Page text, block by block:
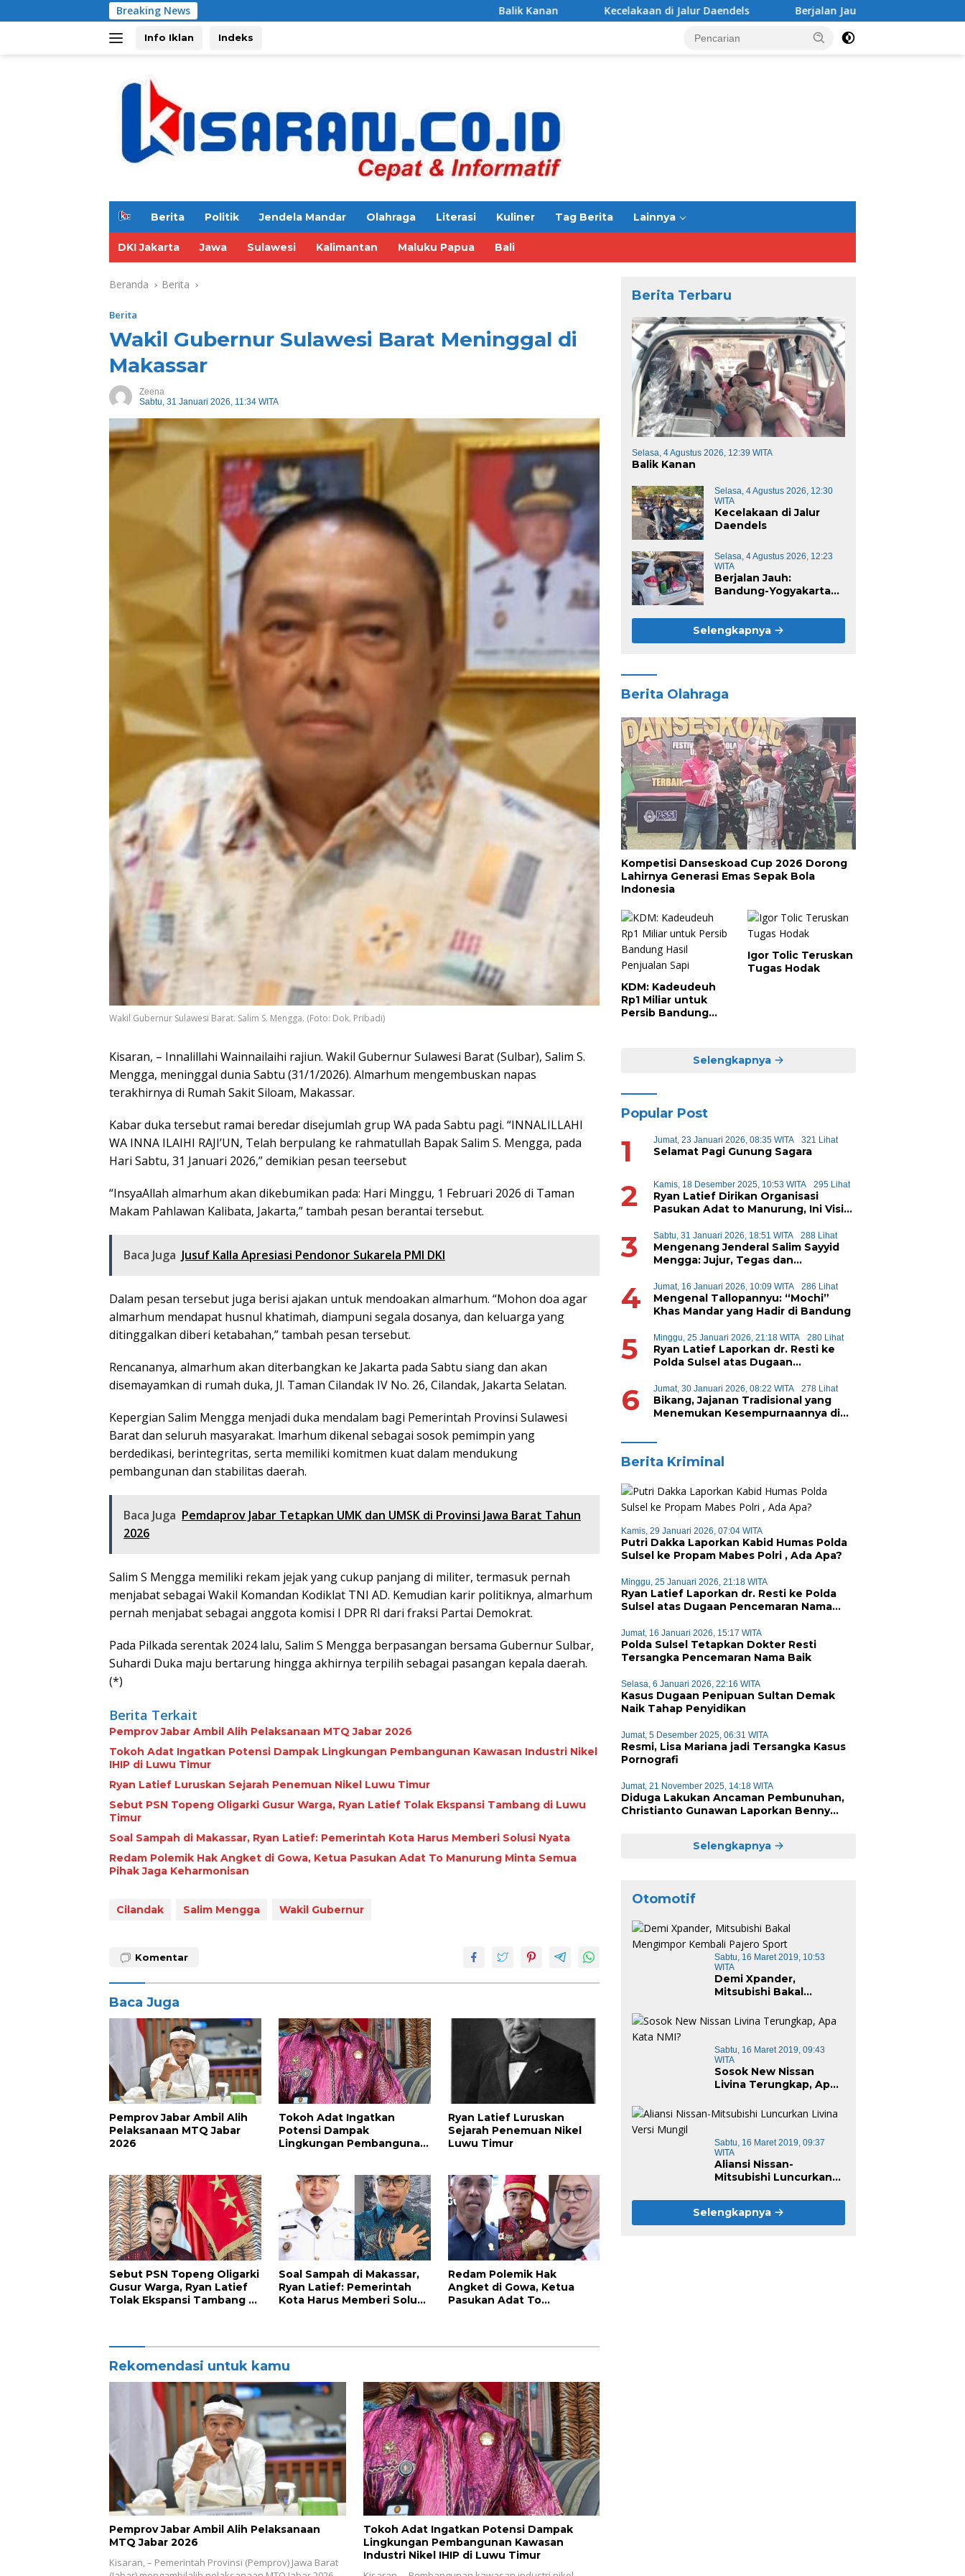
ke
Breaking News Kecelakaan di Jalur Daendels Berjalan Jauh: Bandung-Yogyakarta Jalur Selatan
Info Iklan Indeks
H
m
e
Berita Politik Jendela Mandar Olahraga Literasi Kuliner Tag Berita Lainnya
DKI Jakarta Jawa Sulawesi Kalimantan Maluku Papua Bali
Beranda Berita
Berita
Wakil Gubernur Sulawesi Barat Meninggal di
Makassar
Zeena
Sabtu, 31 Januari 2026, 11:34 WITA
Wakil Gubernur Sulawesi Barat. Salim S. Mengga. (Foto: Dok. Pribadi)
Kisaran, – Innalillahi Wainnailaihi rajiun. Wakil Gubernur Sulawesi Barat (Sulbar), Salim S.
Mengga, meninggal dunia Sabtu (31/1/2026). Almarhum mengembuskan napas
terakhirnya di Rumah Sakit Siloam, Makassar.
Kabar duka tersebut ramai beredar disejumlah grup WA pada Sabtu pagi. “INNALILLAHI
WA INNA ILAIHI RAJI’UN, Telah berpulang ke rahmatullah Bapak Salim S. Mengga, pada
Hari Sabtu, 31 Januari 2026,” demikian pesan teersebut
“InsyaAllah almarhum akan dikebumikan pada: Hari Minggu, 1 Februari 2026 di Taman
Makam Pahlawan Kalibata, Jakarta,” tambah pesan berantai tersebut.
Baca Juga Jusuf Kalla Apresiasi Pendonor Sukarela PMI DKI
Dalam pesan tersebut juga berisi ajakan untuk mendoakan almarhum. “Mohon doa agar
almarhum mendapat husnul khatimah, diampuni segala dosanya, dan keluarga yang
ditinggalkan diberi ketabahan,” tambah pesan tersebut.
Rencananya, almarhum akan diterbangkan ke Jakarta pada Sabtu siang dan akan
disemayamkan di rumah duka, Jl. Taman Cilandak IV No. 26, Cilandak, Jakarta Selatan.
Kepergian Salim Mengga menjadi duka mendalam bagi Pemerintah Provinsi Sulawesi
Barat dan seluruh masyarakat. lmarhum dikenal sebagai sosok pemimpin yang
berdedikasi, berintegritas, serta memiliki komitmen kuat dalam mendukung
pembangunan dan stabilitas daerah.
Baca Juga Pemdaprov Jabar Tetapkan UMK dan UMSK di Provinsi Jawa Barat Tahun
2026
Salim S Mengga memiliki rekam jejak yang cukup panjang di militer, termasuk pernah
menjabat sebagai Wakil Komandan Kodiklat TNI AD. Kemudian karir politiknya, almarhum
pernah menjabat sebagai anggota komisi I DPR RI dari fraksi Partai Demokrat.
Pada Pilkada serentak 2024 lalu, Salim S Mengga berpasangan bersama Gubernur Sulbar,
Suhardi Duka maju bertarung hingga akhirnya terpilih sebagai pasangan kepala daerah.
(*)
Berita Terkait
Pemprov Jabar Ambil Alih Pelaksanaan MTQ Jabar 2026
Tokoh Adat Ingatkan Potensi Dampak Lingkungan Pembangunan Kawasan Industri Nikel
IHIP di Luwu Timur
Ryan Latief Luruskan Sejarah Penemuan Nikel Luwu Timur
Sebut PSN Topeng Oligarki Gusur Warga, Ryan Latief Tolak Ekspansi Tambang di Luwu
Timur
Soal Sampah di Makassar, Ryan Latief: Pemerintah Kota Harus Memberi Solusi Nyata
Redam Polemik Hak Angket di Gowa, Ketua Pasukan Adat To Manurung Minta Semua
Pihak Jaga Keharmonisan
Cilandak Salim Mengga Wakil Gubernur
Komentar
Baca Juga
Pemprov Jabar Ambil Alih
Pelaksanaan MTQ Jabar
2026
Tokoh Adat Ingatkan
Potensi Dampak
Lingkungan Pembangunan
Ryan Latief Luruskan
Sejarah Penemuan Nikel
Luwu Timur
Sebut PSN Topeng Oligarki
Gusur Warga, Ryan Latief
Tolak Ekspansi Tambang di
Soal Sampah di Makassar,
Ryan Latief: Pemerintah
Kota Harus Memberi Solusi
Redam Polemik Hak
Angket di Gowa, Ketua
Pasukan Adat To
Rekomendasi untuk kamu
Pemprov Jabar Ambil Alih Pelaksanaan
MTQ Jabar 2026
Kisaran, – Pemerintah Provinsi (Pemprov) Jawa Barat
Tokoh Adat Ingatkan Potensi Dampak
Lingkungan Pembangunan Kawasan
Industri Nikel IHIP di Luwu Timur
Berita Terbaru
Selasa, 4 Agustus 2026, 12:39 WITA
Balik Kanan
Selasa, 4 Agustus 2026, 12:30
WITA
Kecelakaan di Jalur
Daendels
Selasa, 4 Agustus 2026, 12:23
WITA
Berjalan Jauh:
Bandung-Yogyakarta
Selengkapnya
Berita Olahraga
Kompetisi Danseskoad Cup 2026 Dorong
Lahirnya Generasi Emas Sepak Bola
Indonesia
KDM: Kadeudeuh
Rp1 Miliar untuk
Persib Bandung
Igor Tolic Teruskan
Tugas Hodak
Selengkapnya
Popular Post
1 Jumat, 23 Januari 2026, 08:35 WITA 321 Lihat
Selamat Pagi Gunung Sagara
2 Kamis, 18 Desember 2025, 10:53 WITA 295 Lihat
Ryan Latief Dirikan Organisasi
Pasukan Adat to Manurung, Ini Visi
3 Sabtu, 31 Januari 2026, 18:51 WITA 288 Lihat
Mengenang Jenderal Salim Sayyid
Mengga: Jujur, Tegas dan
4 Jumat, 16 Januari 2026, 10:09 WITA 286 Lihat
Mengenal Tallopannyu: “Mochi”
Khas Mandar yang Hadir di Bandung
5 Minggu, 25 Januari 2026, 21:18 WITA 280 Lihat
Ryan Latief Laporkan dr. Resti ke
Polda Sulsel atas Dugaan
6 Jumat, 30 Januari 2026, 08:22 WITA 278 Lihat
Bikang, Jajanan Tradisional yang
Menemukan Kesempurnaannya di
Berita Kriminal
Kamis, 29 Januari 2026, 07:04 WITA
Putri Dakka Laporkan Kabid Humas Polda
Sulsel ke Propam Mabes Polri , Ada Apa?
Minggu, 25 Januari 2026, 21:18 WITA
Ryan Latief Laporkan dr. Resti ke Polda
Sulsel atas Dugaan Pencemaran Nama
Jumat, 16 Januari 2026, 15:17 WITA
Polda Sulsel Tetapkan Dokter Resti
Tersangka Pencemaran Nama Baik
Selasa, 6 Januari 2026, 22:16 WITA
Kasus Dugaan Penipuan Sultan Demak
Naik Tahap Penyidikan
Jumat, 5 Desember 2025, 06:31 WITA
Resmi, Lisa Mariana jadi Tersangka Kasus
Pornografi
Jumat, 21 November 2025, 14:18 WITA
Diduga Lakukan Ancaman Pembunuhan,
Christianto Gunawan Laporkan Benny
Selengkapnya
Otomotif
Sabtu, 16 Maret 2019, 10:53
WITA
Demi Xpander,
Mitsubishi Bakal
Pajero Sport
Sabtu, 16 Maret 2019, 09:43
WITA
Sosok New Nissan
Livina Terungkap, Apa
Sabtu, 16 Maret 2019, 09:37
WITA
Aliansi Nissan-
Mitsubishi Luncurkan
Selengkapnya